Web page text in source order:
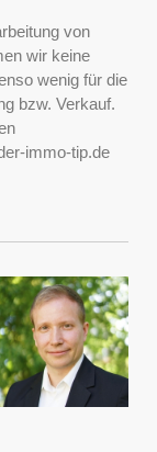
von
wir keine
wenig für die
bzw. Verkauf.
immo-tip.de